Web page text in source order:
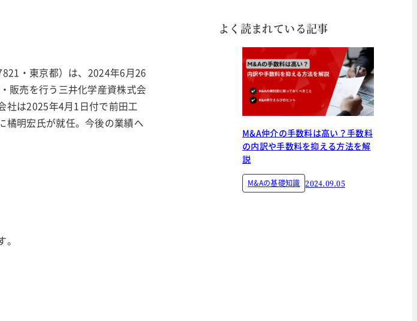
・東京都）は、2024年6月26
販売を行う三井化学産資株式会
社は2025年4月1日付で前田工
橘明宏氏が就任。今後の業績へ
よく読まれている記事
M&A仲介の手数料は高い？手数料
の内訳や手数料を抑える方法を解
説
M&Aの基礎知識 2024.09.05